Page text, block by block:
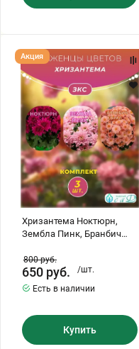
Хризантема
Ноктюрн,
Зембла
Пинк,
Бранбич
Корал,
шт
Хризантема Ноктюрн,
Зембла Пинк, Бранбич
Акция
800руб.
650 руб.
/шт.
Есть в наличии
Купить